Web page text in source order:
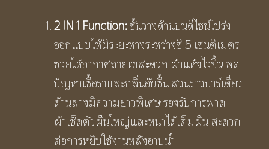
2 IN1 Function:ชั้นวางด้านบนดีไซน์โปร่ง
ออกแบบให้มีระยะห่างระหว่างซี่ 5 เซนติเมตร
ช่วยให้อากาศถ่ายเทสะดวก ผ้าแห้งไวขึ้น ลด
ปัญหาเชื้อราและกลิ่นอับชื้น ส่วนราวบาร์เดี่ยว
ด้านล่างมีความยาวพิเศษ รองรับการพาด
ผ้าเช็ดตัวผืนใหญ่และหนาได้เต็มผืน สะดวก
ต่อการหยิบใช้งานหลังอาบน้ำ